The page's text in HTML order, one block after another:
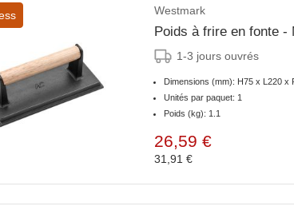
Westmark
Poids à frire en fonte -
1-3 jours ouvrés
Dimensions (mm): H75 x L220 x
Unités par paquet: 1
Poids (kg): 1.1
26,59 €
31,91 €